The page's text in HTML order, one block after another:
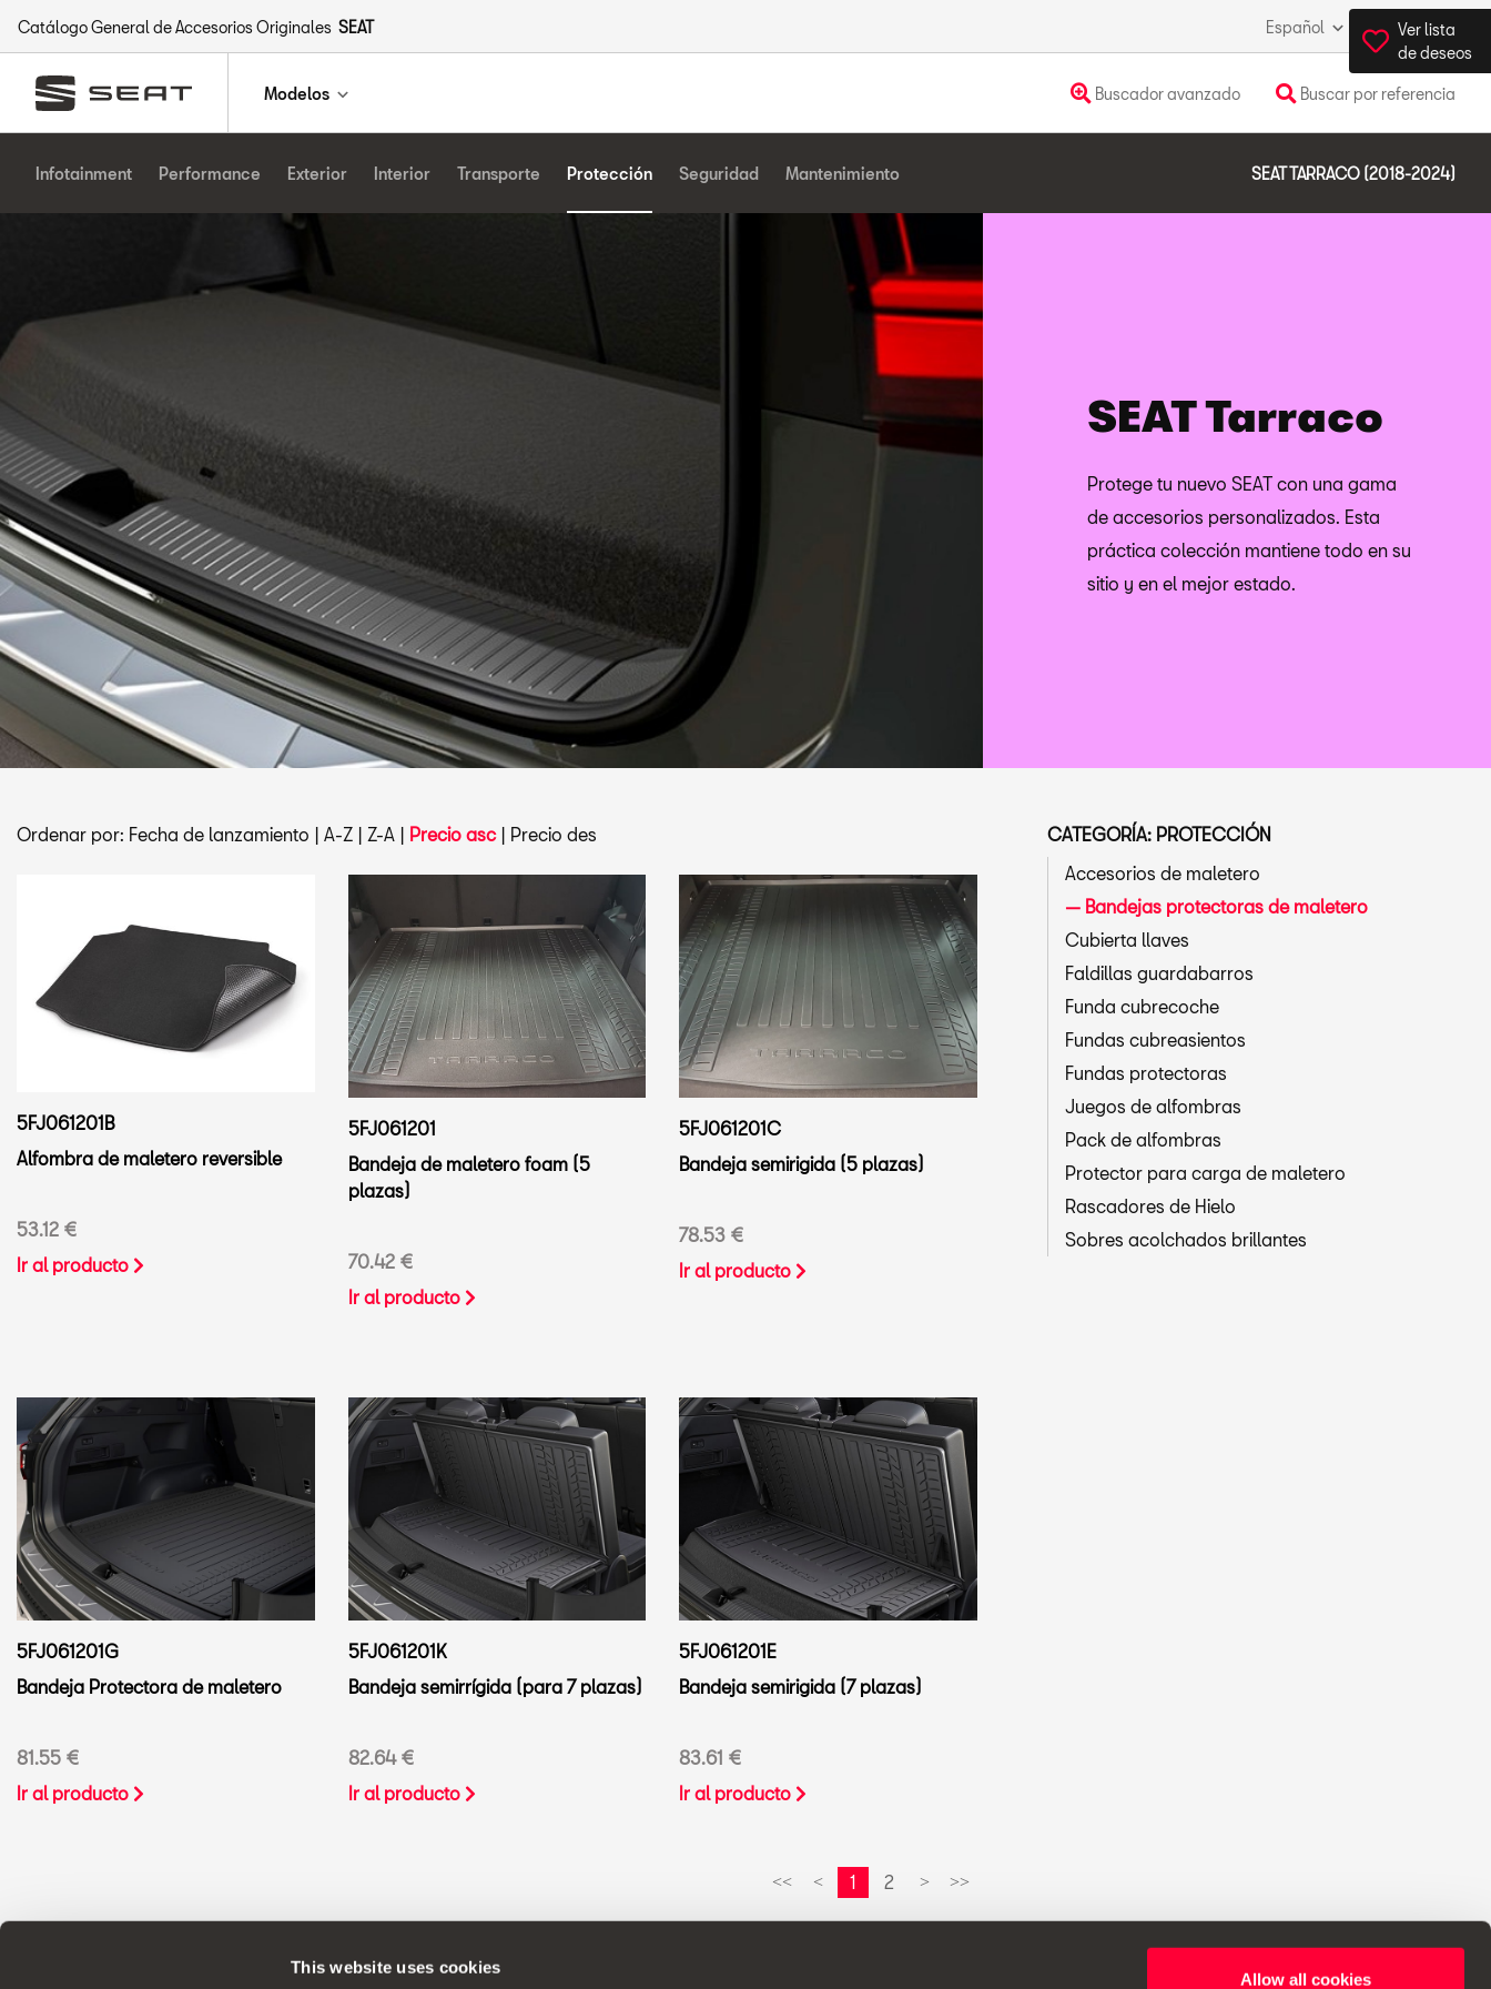
This website uses cookies
Allow all cookies
Catálogo General de Accesorios Originales SEAT Español España
Modelos Buscador avanzado Buscar por referencia
Ver lista
de deseos
Infotainment Performance Exterior Interior Transporte Protección Seguridad Mantenimiento SEAT TARRACO (2018-2024)
SEAT Tarraco
Protege tu nuevo SEAT con una gama
de accesorios personalizados. Esta
práctica colección mantiene todo en su
sitio y en el mejor estado.
Ordenar por: Fecha de lanzamiento | A-Z | Z-A | Precio asc| Precio des
5FJ061201B
Alfombra de maletero reversible
53.12 €
Ir al producto
5FJ061201
Bandeja de maletero foam (5
plazas)
70.42 €
Ir al producto
5FJ061201C
Bandeja semirigida (5 plazas)
78.53 €
Ir al producto
5FJ061201G
Bandeja Protectora de maletero
81.55 €
Ir al producto
5FJ061201K
Bandeja semirrígida (para 7 plazas)
82.64 €
Ir al producto
5FJ061201E
Bandeja semirigida (7 plazas)
83.61 €
Ir al producto
<< < 1 2 > >>
CATEGORÍA: PROTECCIÓN
Accesorios de maletero
Bandejas protectoras de maletero
Cubierta llaves
Faldillas guardabarros
Funda cubrecoche
Fundas cubreasientos
Fundas protectoras
Juegos de alfombras
Pack de alfombras
Protector para carga de maletero
Rascadores de Hielo
Sobres acolchados brillantes